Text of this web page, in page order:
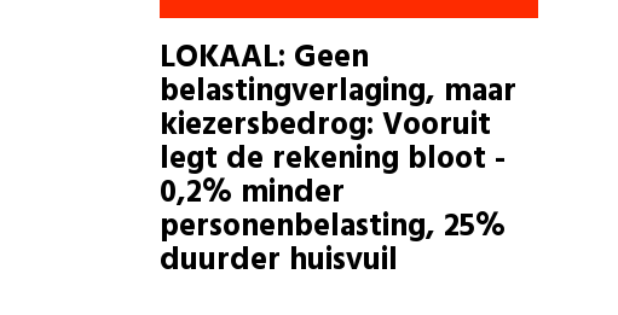
LOKAAL: Geen
belastingverlaging, maar
kiezersbedrog: Vooruit
legt de rekening bloot -
0,2% minder
personenbelasting, 25%
duurder huisvuil